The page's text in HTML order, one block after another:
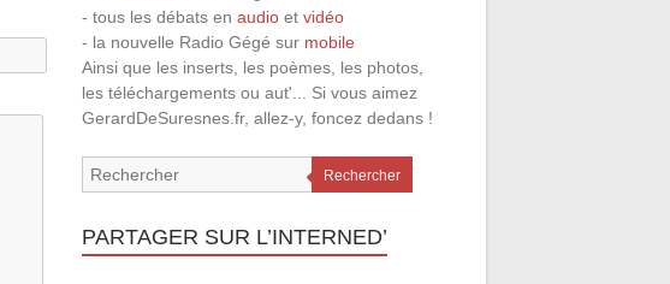
- tous les débats enaudio etvidéo
- la nouvelle Radio Gégé sur mobile
Ainsi que les inserts, les poèmes, les photos,
les téléchargements ou aut'... Si vous aimez
GerardDeSuresnes.fr, allez-y, foncez dedans !
Rechercher
PARTAGER SUR L’INTERNED’